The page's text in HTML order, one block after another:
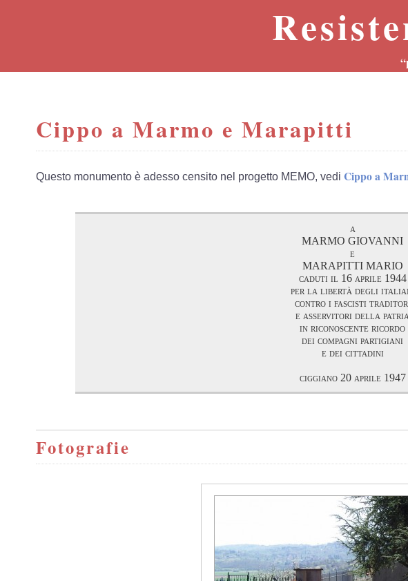
Cippo a Marmo e Marapitti
Questo monumento è adesso censito nel progetto MEMO, vedi Cippo a
a
MARMO GIOVANNI
e
MARAPITTI MARIO
caduti il 16 aprile 1944
per la libertà degli
contro i fascisti
e asservitori della patria
in riconoscente ricordo
dei compagni partigiani
e dei cittadini
ciggiano 20 aprile 1947
Fotografie